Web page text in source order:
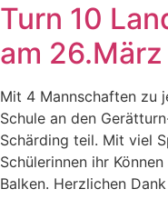
Turn 10
am
Mit 4 Mannschaften zu
Schule an den
Schärding teil. Mit viel
Schülerinnen ihr
Balken. Herzlichen